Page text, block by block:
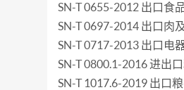
SN-T 0655-2012 出口食
SN-T 0697-2014 出口肉
SN-T 0717-2013 出口电
SN-T 0800.1-2016 进出
SN-T 1017.6-2019 出口